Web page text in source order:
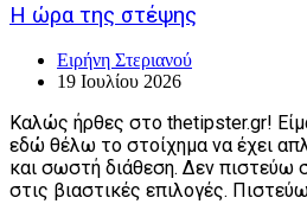
Η ώρα της στέψης
Ειρήνη Στεριανού
19 Ιουλίου 2026
Καλώς ήρθες στο thetipster.gr!
εδώ θέλω το στοίχημα να έχει
και σωστή διάθεση. Δεν πιστεύω
στις βιαστικές επιλογές.